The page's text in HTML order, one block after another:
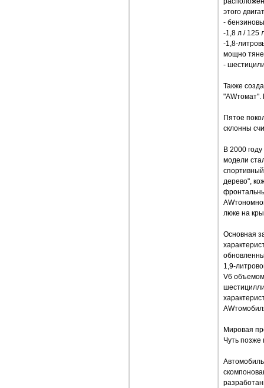
этого
-
-1,8 л / 125
-1,8-
мощно
-
Также
Пятое
склонны
В 2000
модели
дерево",
люке на
Основная
1,9-
V6
Мировая
Чуть позже